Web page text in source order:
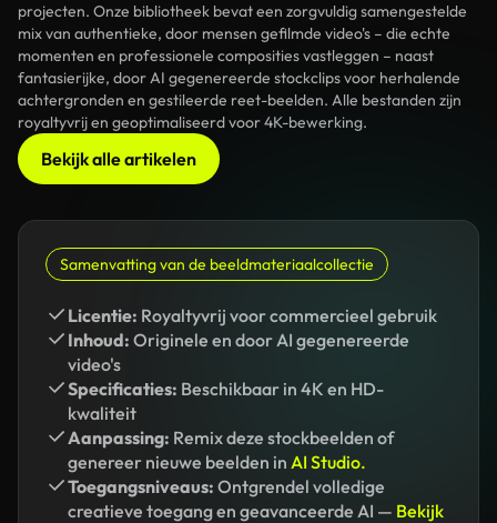
projecten. Onze bibliotheek bevat een zorgvuldig samengestelde
mix van authentieke, door mensen gefilmde video's – die echte
momenten en professionele composities vastleggen – naast
fantasierijke, door AI gegenereerde stockclips voor herhalende
achtergronden en gestileerde reet-beelden. Alle bestanden zijn
royaltyvrij en geoptimaliseerd voor 4K-bewerking.
Bekijk alle artikelen
Samenvatting van de beeldmateriaalcollectie
Licentie: Royaltyvrij voor commercieel gebruik
Inhoud: Originele en door AI gegenereerde
video's
Specificaties: Beschikbaar in 4K en HD-
kwaliteit
Aanpassing: Remix deze stockbeelden of
genereer nieuwe beelden in AI Studio.
Toegangsniveaus: Ontgrendel volledige
creatieve toegang en geavanceerde AI — Bekijk